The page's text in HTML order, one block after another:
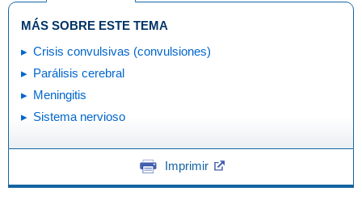
MÁS SOBRE ESTE TEMA
Crisis convulsivas (convulsiones)
Parálisis cerebral
Meningitis
Sistema nervioso
Imprimir